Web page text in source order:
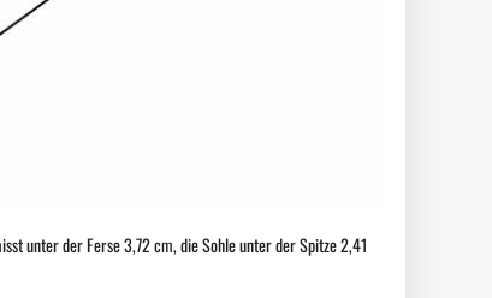
unter der Ferse 3,72 cm, die Sohle unter der Spitze 2,41